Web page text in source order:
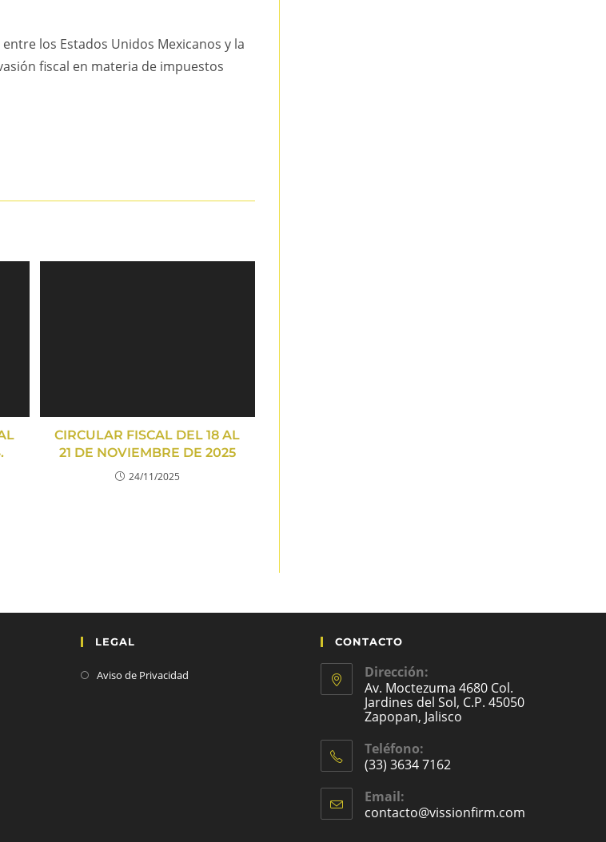
los Estados Unidos Mexicanos y la
fiscal en materia de impuestos
CIRCULAR FISCAL DEL 18 AL
21 DE NOVIEMBRE DE 2025
24/11/2025
LEGAL
Aviso de Privacidad
CONTACTO
Dirección:
Av. Moctezuma 4680 Col.
Jardines del Sol, C.P. 45050
Zapopan, Jalisco
Teléfono:
(33) 3634 7162
Email:
contacto@vissionfirm.com